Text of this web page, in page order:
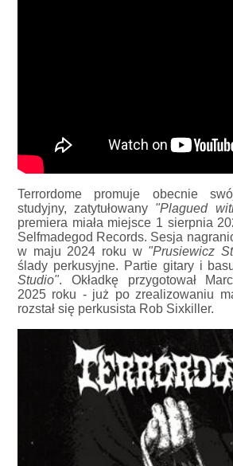
Terrordome promuje obecnie
studyjny, zatytułowany "Plagued
premiera miała miejsce 1 sierpnia
Selfmadegod Records. Sesja
w maju 2024 roku w "Prusiewicz
ślady perkusyjne. Partie gitary i
Studio". Okładkę przygotował
2025 roku - już po zrealizowaniu
rozstał się perkusista Rob Sixkiller.